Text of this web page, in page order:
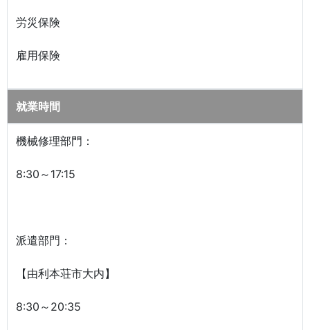
労災保険
雇用保険
就業時間
機械修理部門：
8:30～17:15
派遣部門：
【由利本荘市大内】
8:30～20:35